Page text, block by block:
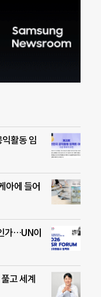
활동 임
아에 들어
가…UN이
고 세계